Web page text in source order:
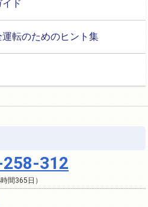
ド
転のためのヒント集
312
時間365日）